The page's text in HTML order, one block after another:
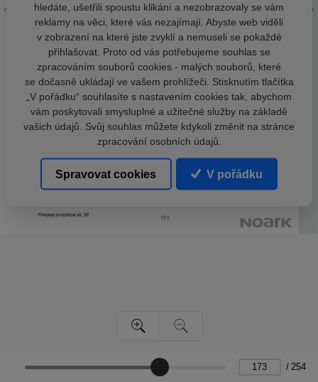
/ 254
hledáte, ušetřili spoustu klikání a nezobrazovaly se vám
reklamy na věci, které vás nezajímají. Abyste web viděli
v zobrazení na které jste zvyklí a nemuseli se pokaždé
přihlašovat. Proto od vás potřebujeme souhlas se
zpracováním souborů cookies - malých souborů, které
se dočasně ukládají ve vašem prohlížeči. Stisknutím tlačítka
„V pořádku“ souhlasíte s nastavením cookies tak, abychom
vám poskytovali smysluplné a užitečné služby na základě
vašich údajů. Svůj souhlas můžete kdykoli změnit na stránce
zpracování osobních údajů.
Spravovat cookies V pořádku